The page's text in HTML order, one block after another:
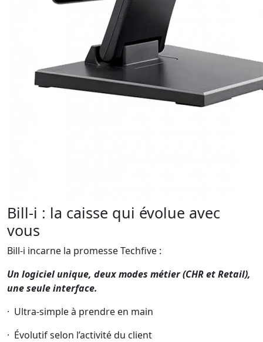
Bill-i : la caisse qui évolue avec
vous
Bill-i incarne la promesse Techfive :
Un logiciel unique, deux modes métier (CHR et Retail),
une seule interface.
· Ultra-simple à prendre en main
· Évolutif selon l’activité du client